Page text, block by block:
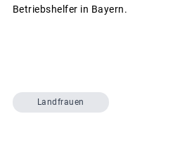
Betriebshelfer in Bayern.
Landfrauen